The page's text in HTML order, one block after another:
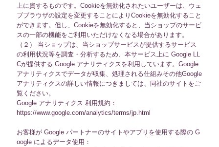
上に資するものです。Cookieを無効化されたいユーザーは、ウェ
ブブラウザの設定を変更することによりCookieを無効化すること
ができます。但し、Cookieを無効化すると、当ショップのサービ
スの一部の機能をご利用いただけなくなる場合があります。
（２） 当ショップは、当ショップサービスが提供するサービス
の利用状況等を調査・分析するため、本サービス上に Google LL
Cが提供する Google アナリティクスを利用しています。Google
アナリティクスでデータが収集、処理される仕組みその他Google
アナリティクスの詳しい情報につきましては、同社のサイトをご
覧ください。
Google アナリティクス 利用規約：
https://www.google.com/analytics/terms/jp.html
お客様が Google パートナーのサイトやアプリを使用する際の G
oogle によるデータ使用：